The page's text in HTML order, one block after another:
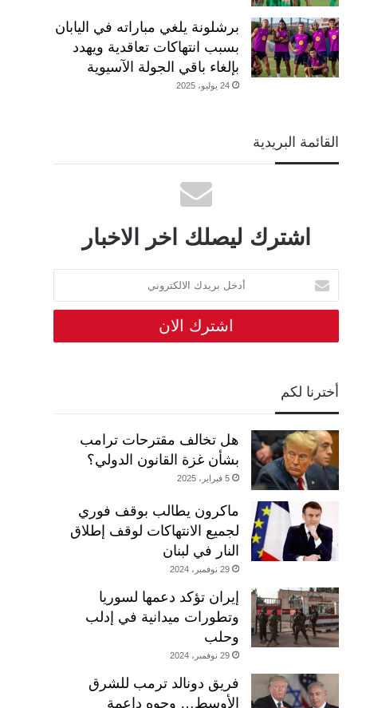
برشلونة يلغي مباراته في اليابان
بسبب انتهاكات تعاقدية ويهدد
بإلغاء باقي الجولة الآسيوية
24 يوليو، 2025
القائمة البريدية
اشترك ليصلك اخر الاخبار
أدخل
بريدك
الالكتروني
أخترنا لكم
هل تخالف مقترحات ترامب
بشأن غزة القانون الدولي؟
5 فبراير، 2025
ماكرون يطالب بوقف فوري
لجميع الانتهاكات لوقف إطلاق
النار في لبنان
29 نوفمبر، 2024
إيران تؤكد دعمها لسوريا
وتطورات ميدانية في إدلب
وحلب
29 نوفمبر، 2024
فريق دونالد ترمب للشرق
الأوسط… وجوه داعمة